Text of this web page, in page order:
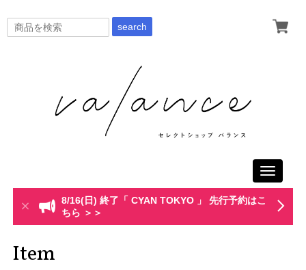
search
Toggle
8/16(日) 終了「 CYAN TOKYO 」 先行予約はこ
ちら ＞＞
Item